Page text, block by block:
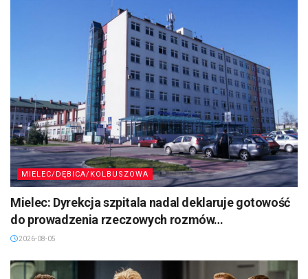
MIELEC/DĘBICA/KOLBUSZOWA
Mielec: Dyrekcja szpitala nadal deklaruje gotowość
do prowadzenia rzeczowych rozmów…
2026-08-05